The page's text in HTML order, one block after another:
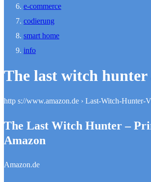
e-commerce
codierung
smart home
info
The last witch hunter
http s://www.amazon.de › Last-Witch-Hunter-
The Last Witch Hunter –
Amazon
Amazon.de